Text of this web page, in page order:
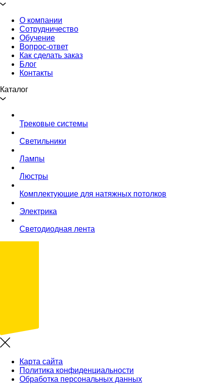
О компании
Сотрудничество
Обучение
Вопрос-ответ
Как сделать заказ
Блог
Контакты
Каталог
Трековые системы
Светильники
Лампы
Люстры
Комплектующие для натяжных потолков
Электрика
Светодиодная лента
Карта сайта
Политика конфиденциальности
Обработка персональных данных